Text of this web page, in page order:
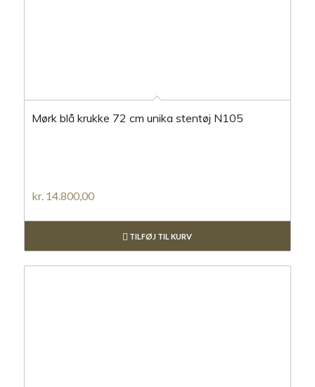
Mørk blå krukke 72 cm unika stentøj N105
kr.14.800,00
TILFØJ TIL KURV